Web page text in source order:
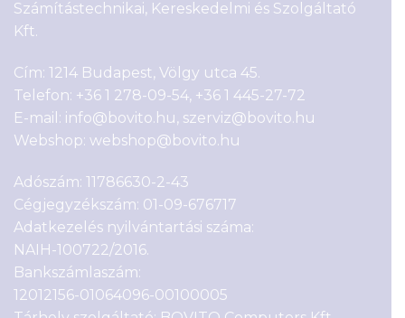
Számítástechnikai, Kereskedelmi és Szolgáltató
Kft.
Cím: 1214 Budapest, Völgy utca 45.
Telefon: +36 1 278-09-54, +36 1 445-27-72
E-mail: info@bovito.hu, szerviz@bovito.hu
Webshop: webshop@bovito.hu
Adószám: 11786630-2-43
Cégjegyzékszám: 01-09-676717
Adatkezelés nyilvántartási száma:
NAIH-100722/2016.
Bankszámlaszám:
12012156-01064096-00100005